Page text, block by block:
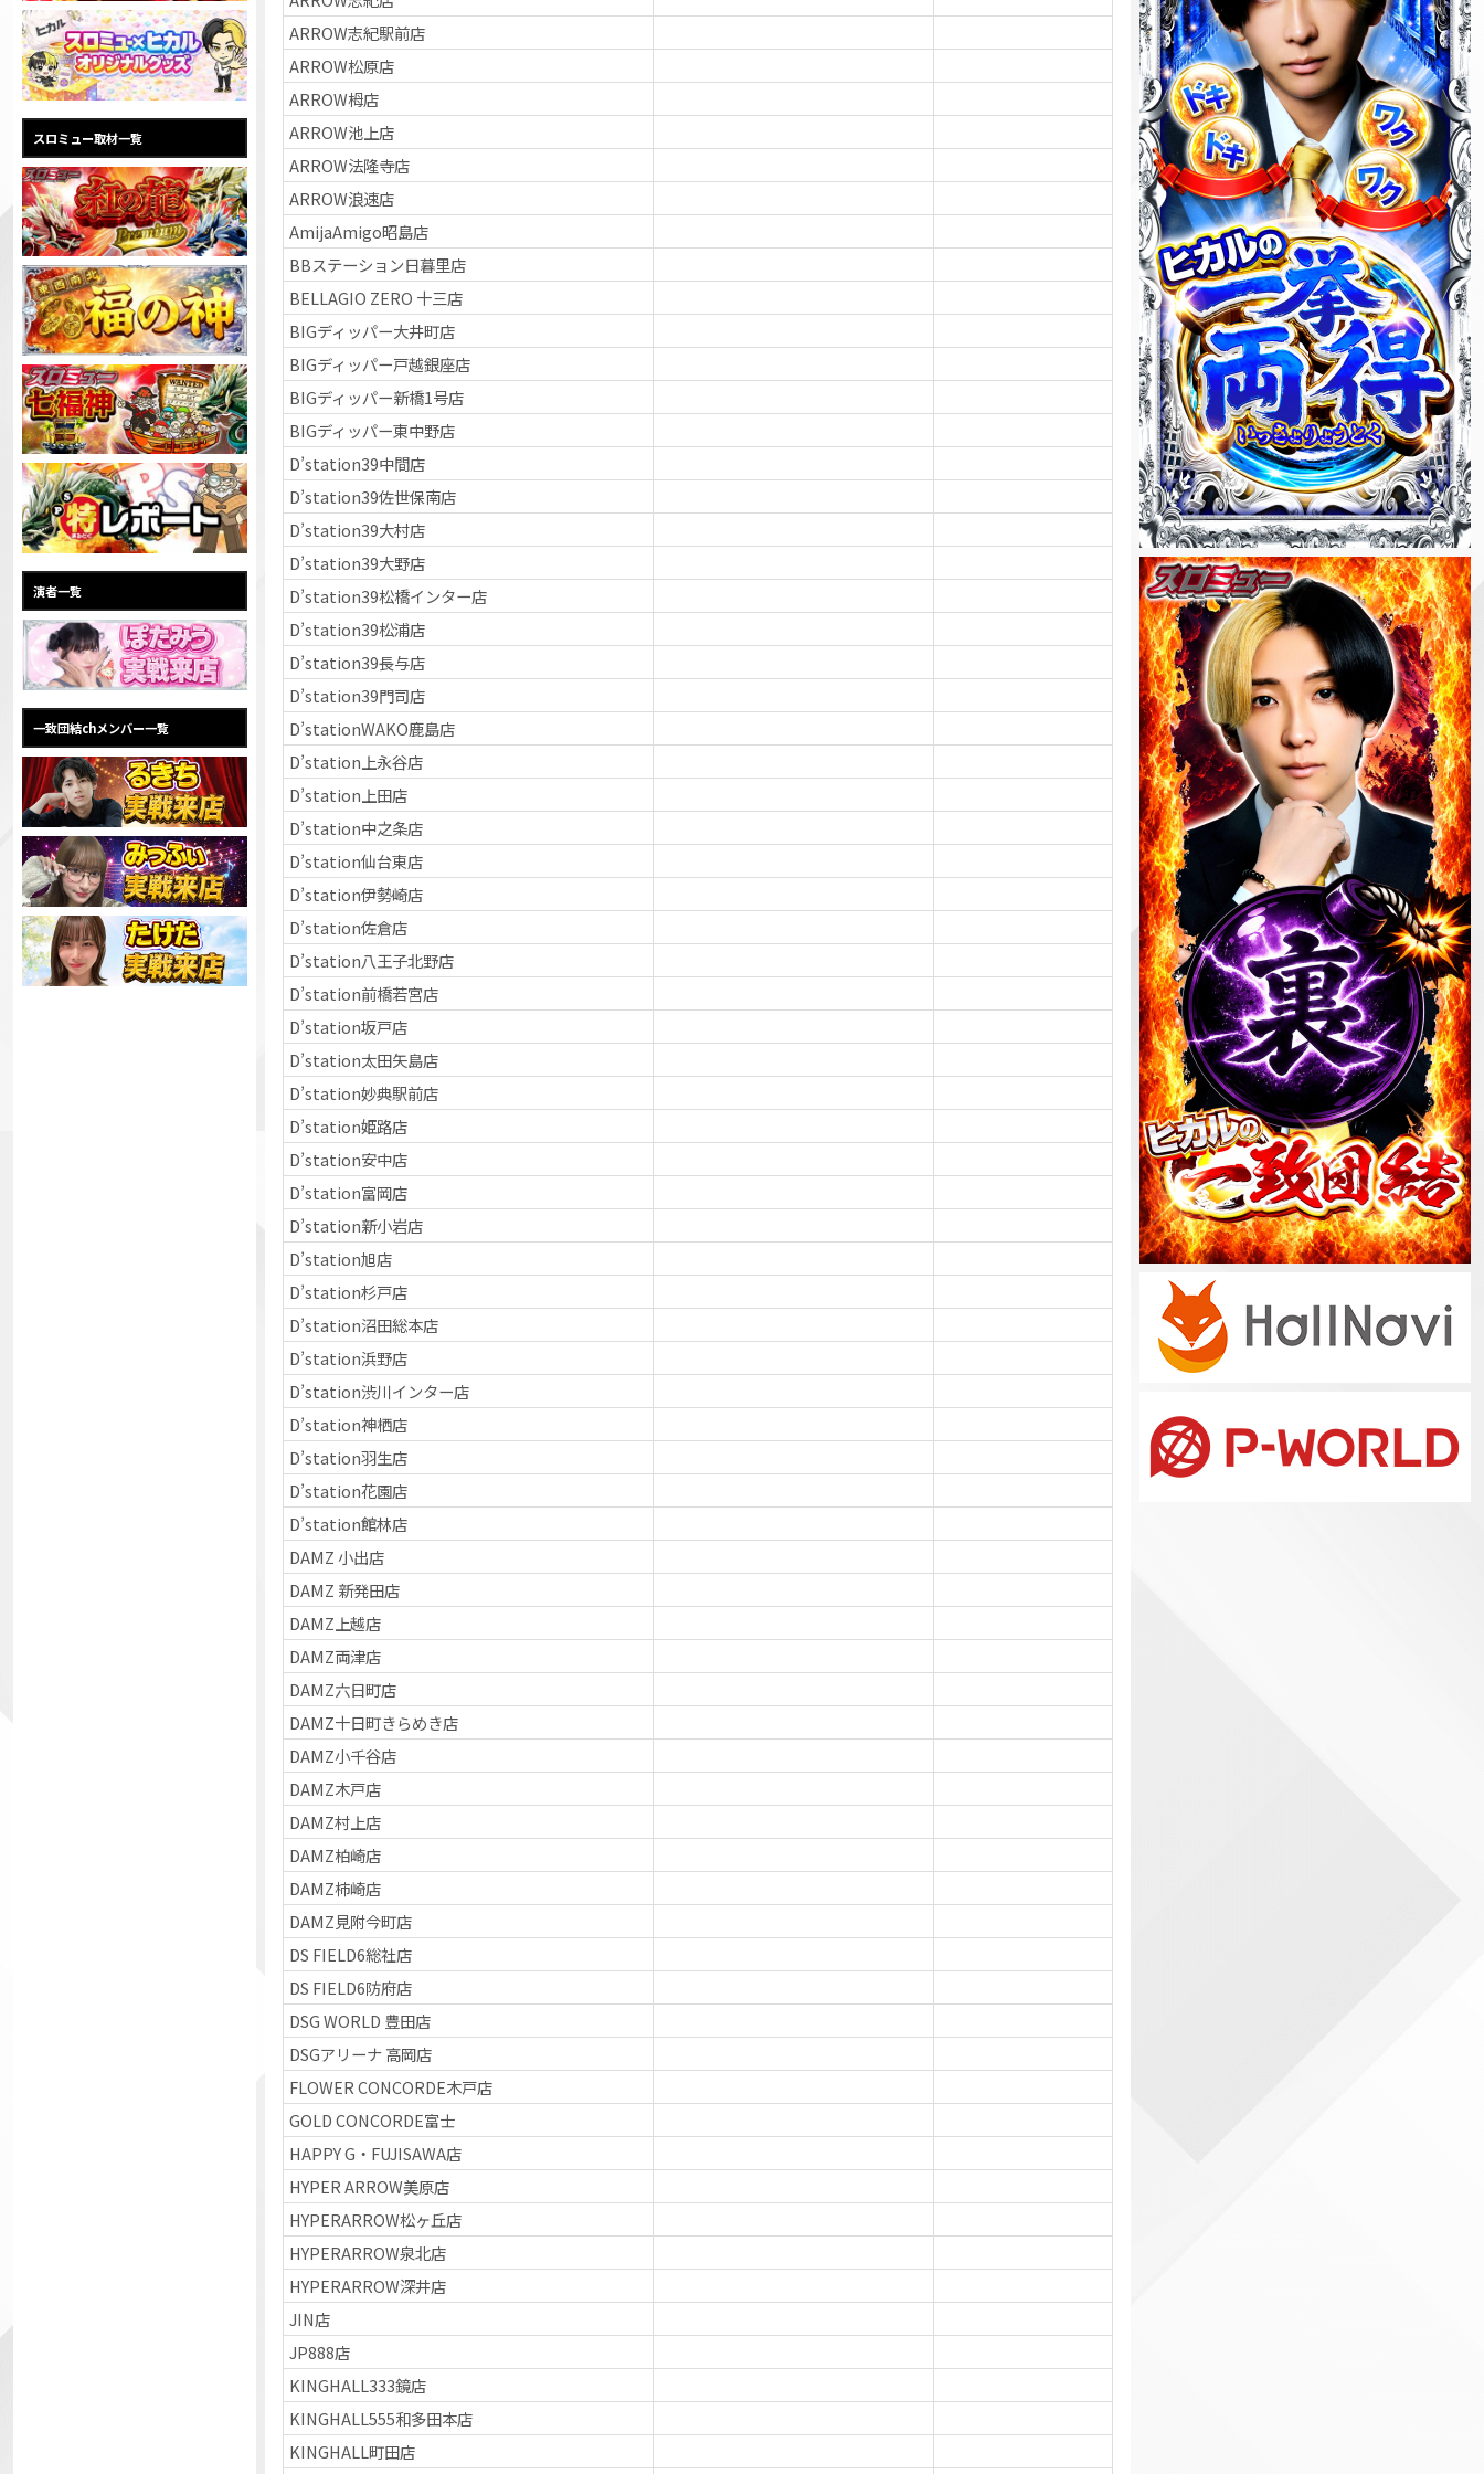
スロミュー取材一覧
演者一覧
一致団結chメンバー一覧
ARROW志紀駅前店
ARROW松原店
ARROW栂店
ARROW池上店
ARROW法隆寺店
ARROW浪速店
AmijaAmigo昭島店
BBステーション日暮里店
BELLAGIO ZERO 十三店
BIGディッパー大井町店
BIGディッパー戸越銀座店
BIGディッパー新橋1号店
BIGディッパー東中野店
D’station39中間店
D’station39佐世保南店
D’station39大村店
D’station39大野店
D’station39松橋インター店
D’station39松浦店
D’station39長与店
D’station39門司店
D’stationWAKO鹿島店
D’station上永谷店
D’station上田店
D’station中之条店
D’station仙台東店
D’station伊勢崎店
D’station佐倉店
D’station八王子北野店
D’station前橋若宮店
D’station坂戸店
D’station太田矢島店
D’station妙典駅前店
D’station姫路店
D’station安中店
D’station富岡店
D’station新小岩店
D’station旭店
D’station杉戸店
D’station沼田総本店
D’station浜野店
D’station渋川インター店
D’station神栖店
D’station羽生店
D’station花園店
D’station館林店
DAMZ 小出店
DAMZ 新発田店
DAMZ上越店
DAMZ両津店
DAMZ六日町店
DAMZ十日町きらめき店
DAMZ小千谷店
DAMZ木戸店
DAMZ村上店
DAMZ柏崎店
DAMZ柿崎店
DAMZ見附今町店
DS FIELD6総社店
DS FIELD6防府店
DSG WORLD 豊田店
DSGアリーナ 高岡店
FLOWER CONCORDE木戸店
GOLD CONCORDE富士
HAPPY G・FUJISAWA店
HYPER ARROW美原店
HYPERARROW松ヶ丘店
HYPERARROW泉北店
HYPERARROW深井店
JIN店
JP888店
KINGHALL333鏡店
KINGHALL555和多田本店
KINGHALL町田店